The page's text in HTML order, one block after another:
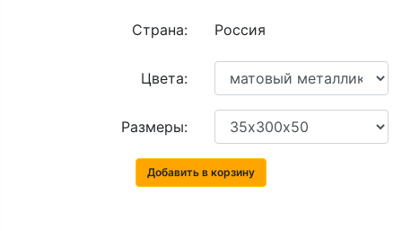
Страна: Россия
Цвета:
Размеры:
Добавить в корзину